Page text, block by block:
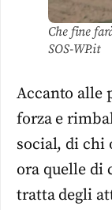
Che fine
SOS-WP.it
Accanto alle
forza e
social, di chi
ora quelle di
tratta degli